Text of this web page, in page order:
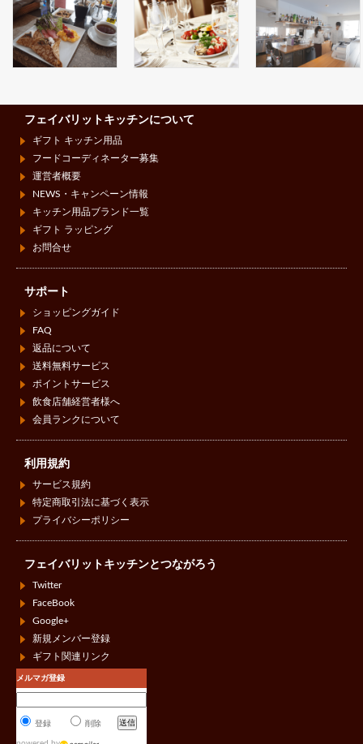
フェイバリットキッチンについて
ギフト キッチン用品
フードコーディネーター募集
運営者概要
NEWS・キャンペーン情報
キッチン用品ブランド一覧
ギフト ラッピング
お問合せ
サポート
ショッピングガイド
FAQ
返品について
送料無料サービス
ポイントサービス
飲食店舗経営者様へ
会員ランクについて
利用規約
サービス規約
特定商取引法に基づく表示
プライバシーポリシー
フェイバリットキッチンとつながろう
Twitter
FaceBook
Google+
新規メンバー登録
ギフト関連リンク
メルマガ登録
登録 削除